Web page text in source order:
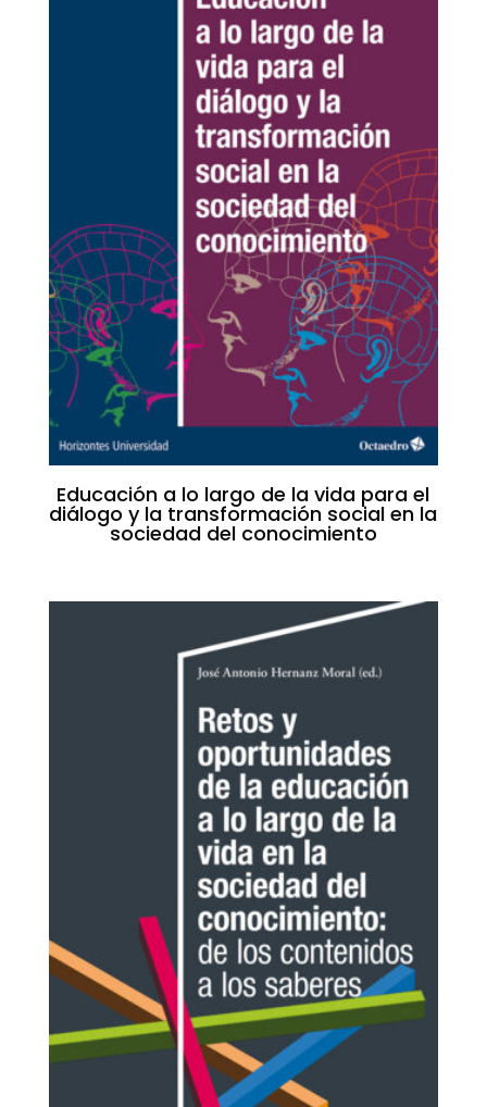
Educación a lo largo de la vida para el
diálogo y la transformación social en la
sociedad del conocimiento